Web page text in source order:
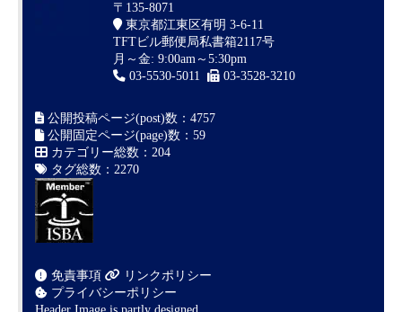
〒135-8071
東京都江東区有明 3-6-11
TFTビル郵便局私書箱2117号
月～金: 9:00am～5:30pm
03-5530-5011
03-3528-3210
公開投稿ページ(post)数：4757
公開固定ページ(page)数：59
カテゴリー総数：204
タグ総数：2270
免責事項
リンクポリシー
プライバシーポリシー